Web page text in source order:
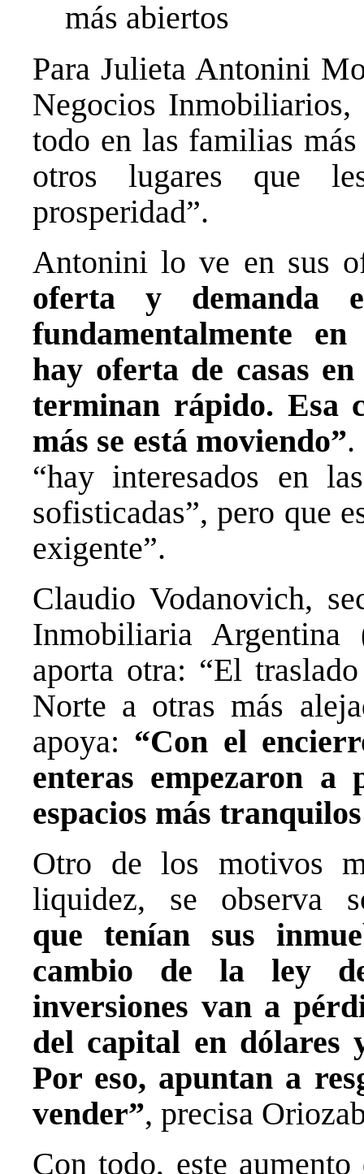
más abiertos
Para Julieta Antonini
Negocios Inmobiliarios,
todo en las familias
otros lugares que
prosperidad”.
Antonini lo ve en sus
oferta y demanda
fundamentalmente
hay oferta de casas
terminan rápido. Esa
más se está moviendo”.
“hay interesados en
sofisticadas”, pero que
exigente”.
Claudio Vodanovich,
Inmobiliaria
aporta otra: “El
Norte a otras más
apoya: “Con el
enteras empezaron a
espacios más
Otro de los motivos
liquidez, se observa
que tenían sus
cambio de la ley
inversiones van a
del capital en dólares
Por eso, apuntan a
vender”, precisa
Con todo, este